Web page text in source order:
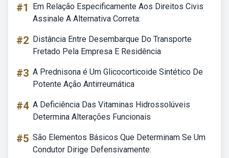
#1
Em Relação Especificamente Aos Direitos Civis
Assinale A Alternativa Correta:
#2 Distância Entre Desembarque Do Transporte
Fretado Pela Empresa E Residência
#3 A Prednisona é Um Glicocorticoide Sintético De
Potente Ação Antirreumática
#4 A Deficiência Das Vitaminas Hidrossolúveis
Determina Alterações Funcionais
#5 São Elementos Básicos Que Determinam Se Um
Condutor Dirige Defensivamente: